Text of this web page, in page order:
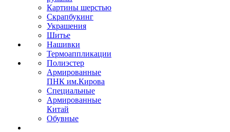
Картины шерстью
Скрапбукинг
Украшения
Шитье
Нашивки
Термоаппликации
Полиэстер
Армированные
ПНК им.Кирова
Специальные
Армированные
Китай
Обувные